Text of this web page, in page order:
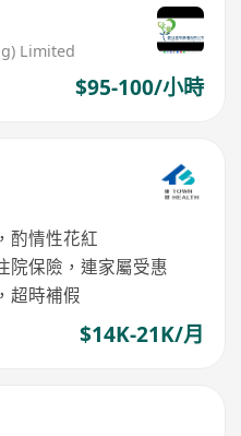
Limited
$95-100/小時
酌情性花紅
院保險，連家屬受惠
超時補假
$14K-21K/月